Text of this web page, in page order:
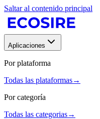
Saltar al contenido principal
Aplicaciones
Por plataforma
Todas las plataformas→
Por categoría
Todas las categorias→